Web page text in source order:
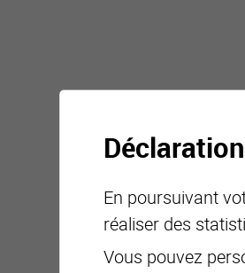
En poursuivant
réaliser des
Vous pouvez